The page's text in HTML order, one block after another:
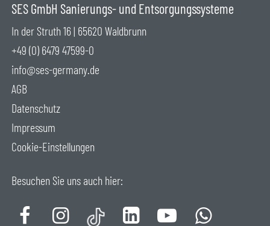
SES GmbH Sanierungs- und Entsorgungssysteme
In der Struth 16 | 65620 Waldbrunn
+49 (0) 6479 47599-0
info@ses-germany.de
AGB
Datenschutz
Impressum
Cookie-Einstellungen
Besuchen Sie uns auch hier: